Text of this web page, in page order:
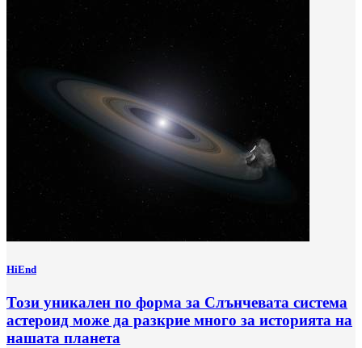
HiEnd
Този уникален по форма за Слънчевата система
астероид може да разкрие много за историята на
нашата планета